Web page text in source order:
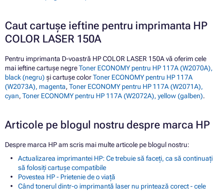
Caut cartușe ieftine pentru imprimanta HP
COLOR LASER 150A
Pentru imprimanta D-voastră HP COLOR LASER 150A vă oferim cele
mai ieftine cartușe negreToner ECONOMY pentru HP 117A (W2070A),
black (negru) și cartușe colorToner ECONOMY pentru HP 117A
(W2073A), magenta, Toner ECONOMY pentru HP 117A (W2071A),
cyan, Toner ECONOMY pentru HP 117A (W2072A), yellow (galben).
Articole pe blogul nostru despre marca HP
Despre marca HP am scris mai multe articole pe blogul nostru:
Actualizarea imprimantei HP: Ce trebuie să faceți, ca să continuați
să folosiți cartușe compatibile
Povestea HP - Prietenie de o viață
Când tonerul dintr-o imprimantă laser nu printează corect - cele